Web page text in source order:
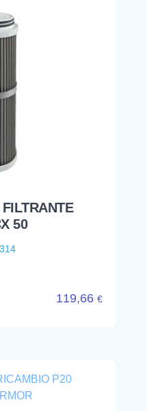
50
119,66 €